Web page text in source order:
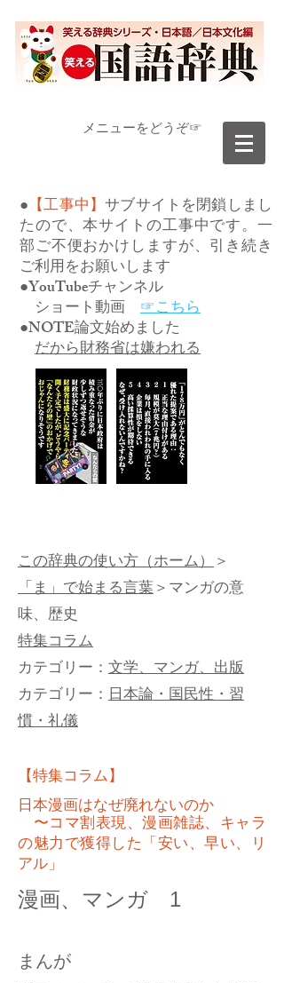
​メニューをどうぞ☞
● 【工事中】サブサイトを閉鎖しまし
たので、本サイトの工事中です。一
部ご不便おかけしますが、引き続き
ご利用をお願いします
●YouTubeチャンネル
ショート動画 ☞こちら
●NOTE論文始めました
だから財務省は嫌われる
この辞典の使い方（ホーム）＞
「ま」で始まる言葉＞マンガの意
味、歴史
特集コラム
カテゴリー： 文学、マンガ、出版
カテゴリー： 日本論・国民性・習
慣・礼儀
【特集コラム】
日本漫画はなぜ廃れないのか
〜コマ割表現、漫画雑誌、キャラ
の魅力で獲得した「安い、早い、リ
アル」
漫画、マンガ 1
まんが